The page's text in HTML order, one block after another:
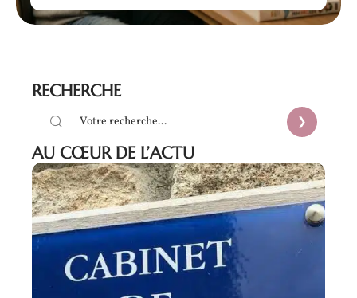
RECHERCHE
AU CŒUR DE L’ACTU